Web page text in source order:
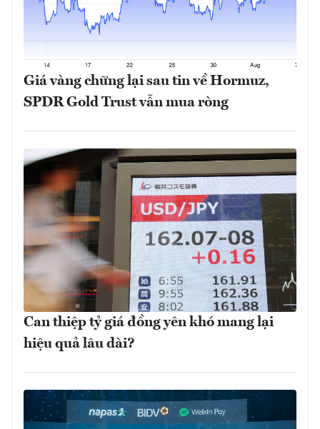
Giá vàng chững lại sau tin về Hormuz,
SPDR Gold Trust vẫn mua ròng
Can thiệp tỷ giá đồng yên khó mang lại
hiệu quả lâu dài?